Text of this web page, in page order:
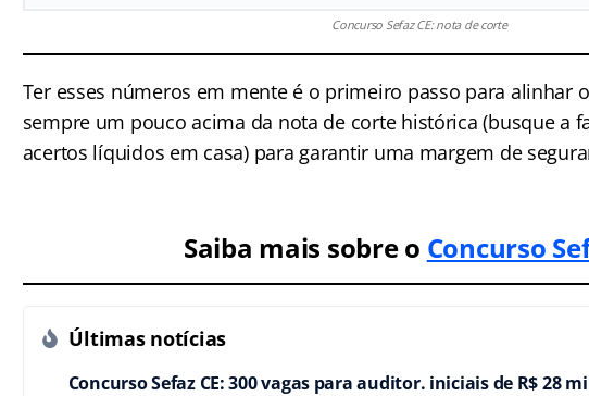
Concurso Sefaz CE: nota de corte
Ter esses números em mente é o primeiro passo para alinhar
sempre um pouco acima da nota de corte histórica (busque a
acertos líquidos em casa) para garantir uma margem de
Saiba mais sobre o Concurso
Últimas notícias
Concurso Sefaz CE: 300 vagas para auditor. iniciais de R$ 28